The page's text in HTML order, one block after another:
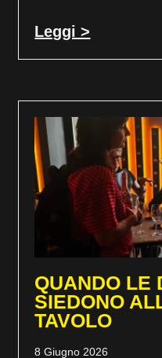
Leggi >
QUANDO LE
SIEDONO
TAVOLO
8 Giugno 2026